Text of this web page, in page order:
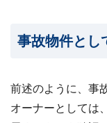
事故物件とし
前述のように、事
オーナーとしては